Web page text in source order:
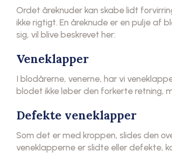
Ordet åreknuder kan skabe lidt
ikke rigtigt. En åreknude er en pulje af
sig, vil blive beskrevet her:
Veneklapper
I blodårerne, venerne, har vi
blodet ikke løber den forkerte retning,
Defekte veneklapper
Som det er med kroppen, slides den
veneklapperne er slidte eller defekte,